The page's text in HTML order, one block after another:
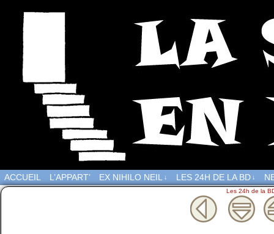
ACCUEIL L’APPART’ EX NIHILO NEIL ↓ LES 24H DE LA BD ↓
Les 24h de la